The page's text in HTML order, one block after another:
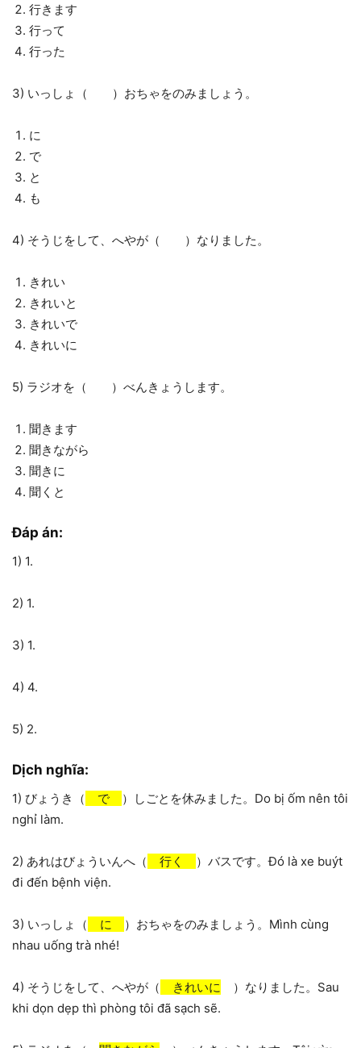
行きます
行って
行った
3) いっしょ（ ）おちゃをのみましょう。
に
で
と
も
4) そうじをして、へやが（ ）なりました。
きれい
きれいと
きれいで
きれいに
5) ラジオを（ ）べんきょうします。
聞きます
聞きながら
聞きに
聞くと
Đáp án:
1) 1.
2) 1.
3) 1.
4) 4.
5) 2.
Dịch nghĩa:
1) びょうき（ で
）しごとを休みました。Do bị ốm nên tôi
nghỉ làm.
2) あれはびょういんへ（ 行く
）バスです。Đó là xe buýt
đi đến bệnh viện.
3) いっしょ（ に
）おちゃをのみましょう。Mình cùng
nhau uống trà nhé!
4) そうじをして、へやが（ きれいに
）なりました。Sau
khi dọn dẹp thì phòng tôi đã sạch sẽ.